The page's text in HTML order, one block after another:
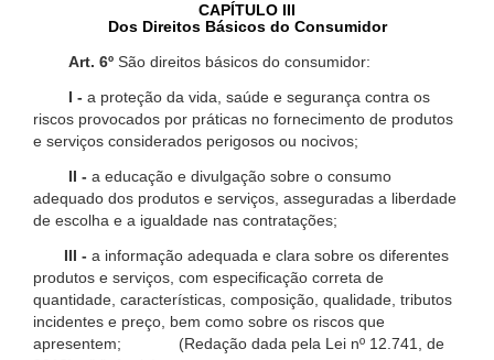
CAPÍTULO III
Dos Direitos Básicos do Consumidor
Art. 6º São direitos básicos do consumidor:
I - a proteção da vida, saúde e segurança contra os
riscos provocados por práticas no fornecimento de produtos
e serviços considerados perigosos ou nocivos;
II - a educação e divulgação sobre o consumo
adequado dos produtos e serviços, asseguradas a liberdade
de escolha e a igualdade nas contratações;
III - a informação adequada e clara sobre os diferentes
produtos e serviços, com especificação correta de
quantidade, características, composição, qualidade, tributos
incidentes e preço, bem como sobre os riscos que
apresentem; (Redação dada pela Lei nº 12.741, de